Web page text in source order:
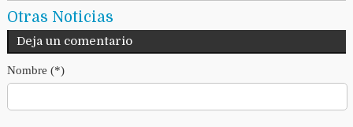
Otras Noticias
Deja un comentario
Nombre (*)